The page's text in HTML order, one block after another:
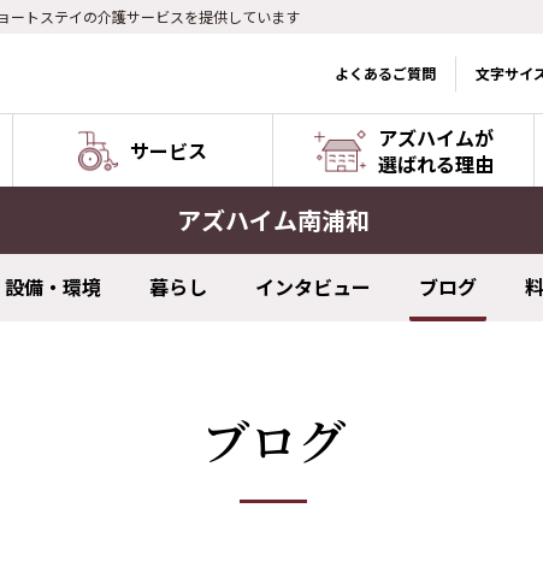
ートステイの介護サービスを提供しています
よくあるご質問 文字サイ
サービス
アズハイムが
選ばれる理由
アズハイム南浦和
設備・環境 暮らし インタビュー ブログ
ブログ